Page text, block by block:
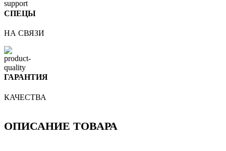
СПЕЦЫ
НА СВЯЗИ
ГАРАНТИЯ
КАЧЕСТВА
ОПИСАНИЕ ТОВАРА